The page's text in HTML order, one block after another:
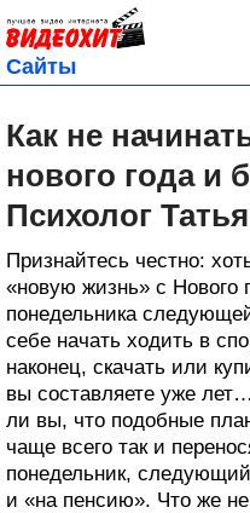
Сайты
Как не
нового года и
Психолог
Признайтесь честно:
«новую жизнь» с Нового
понедельника
себе начать ходить в
наконец, скачать или
вы составляете уже
ли вы, что подобные
чаще всего так и
понедельник,
и «на пенсию». Что же